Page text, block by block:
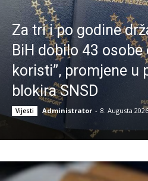
Za tri i po godine
BiH dobilo 43 osobe
koristi”, promjene u
blokira SNSD
Vijesti Administrator - 8. Augusta